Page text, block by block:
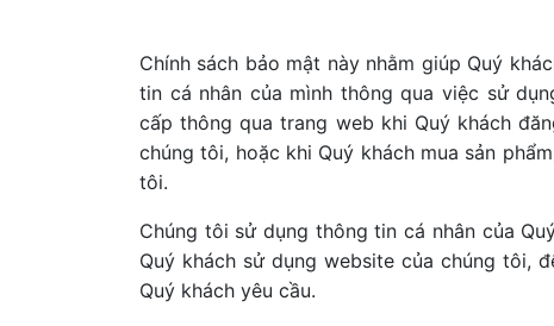
Chính sách bảo mật này nhằm giúp Quý
tin cá nhân của mình thông qua việc sử
cấp thông qua trang web khi Quý khách
chúng tôi, hoặc khi Quý khách mua sản
tôi.
Chúng tôi sử dụng thông tin cá nhân của
Quý khách sử dụng website của chúng tôi,
Quý khách yêu cầu.